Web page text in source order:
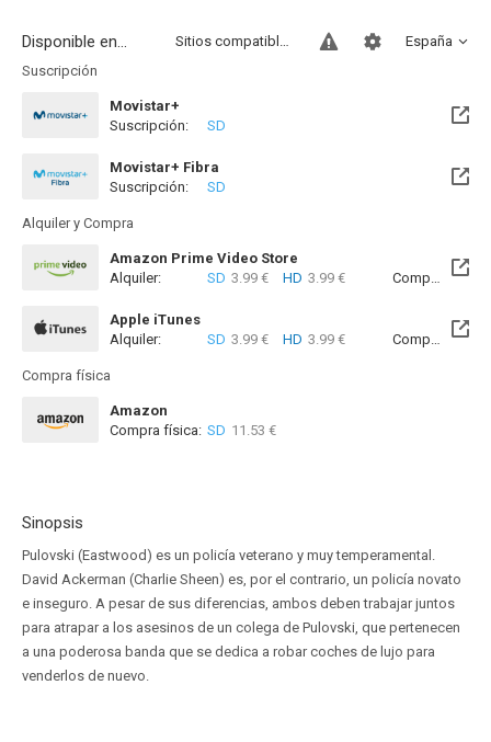
Disponible en... España
Sitios compatibles
Suscripción
Movistar+
Disponible hasta el Vie, 14 Ago 2026 (Quedan 5 días)
Suscripción: SD
Movistar+ Fibra
Disponible hasta el Vie, 14 Ago 2026 (Quedan 5 días)
Suscripción: SD
Alquiler y Compra
Amazon Prime Video Store
Alquiler:
SD 3.99 € HD 3.99 € Compra: SD
Apple iTunes
Alquiler:
SD 3.99 € HD 3.99 € Compra: SD
Compra física
Amazon
Compra física: SD 11.53 €
Sinopsis
Pulovski (Eastwood) es un policía veterano y muy temperamental.
David Ackerman (Charlie Sheen) es, por el contrario, un policía novato
e inseguro. A pesar de sus diferencias, ambos deben trabajar juntos
para atrapar a los asesinos de un colega de Pulovski, que pertenecen
a una poderosa banda que se dedica a robar coches de lujo para
venderlos de nuevo.